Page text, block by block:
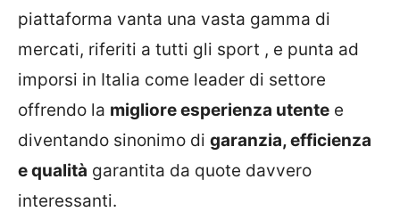
piattaforma vanta una vasta gamma di
mercati, riferiti a tutti gli sport , e punta ad
imporsi in Italia come leader di settore
offrendo la migliore esperienza utente e
diventando sinonimo di garanzia, efficienza
e qualità garantita da quote davvero
interessanti.